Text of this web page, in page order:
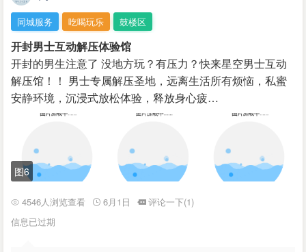
同城服务 吃喝玩乐 鼓楼区
开封男士互动解压体验馆
开封的男生注意了 没地方玩？有压力？快来星空男士互动
解压馆！！ 男士专属解压圣地，远离生活所有烦恼，私蜜
安静环境，沉浸式放松体验，释放身心疲…
图6
4546人浏览查看 6月1日
评论一下(1)
信息已过期